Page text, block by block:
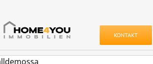
KONTAKT